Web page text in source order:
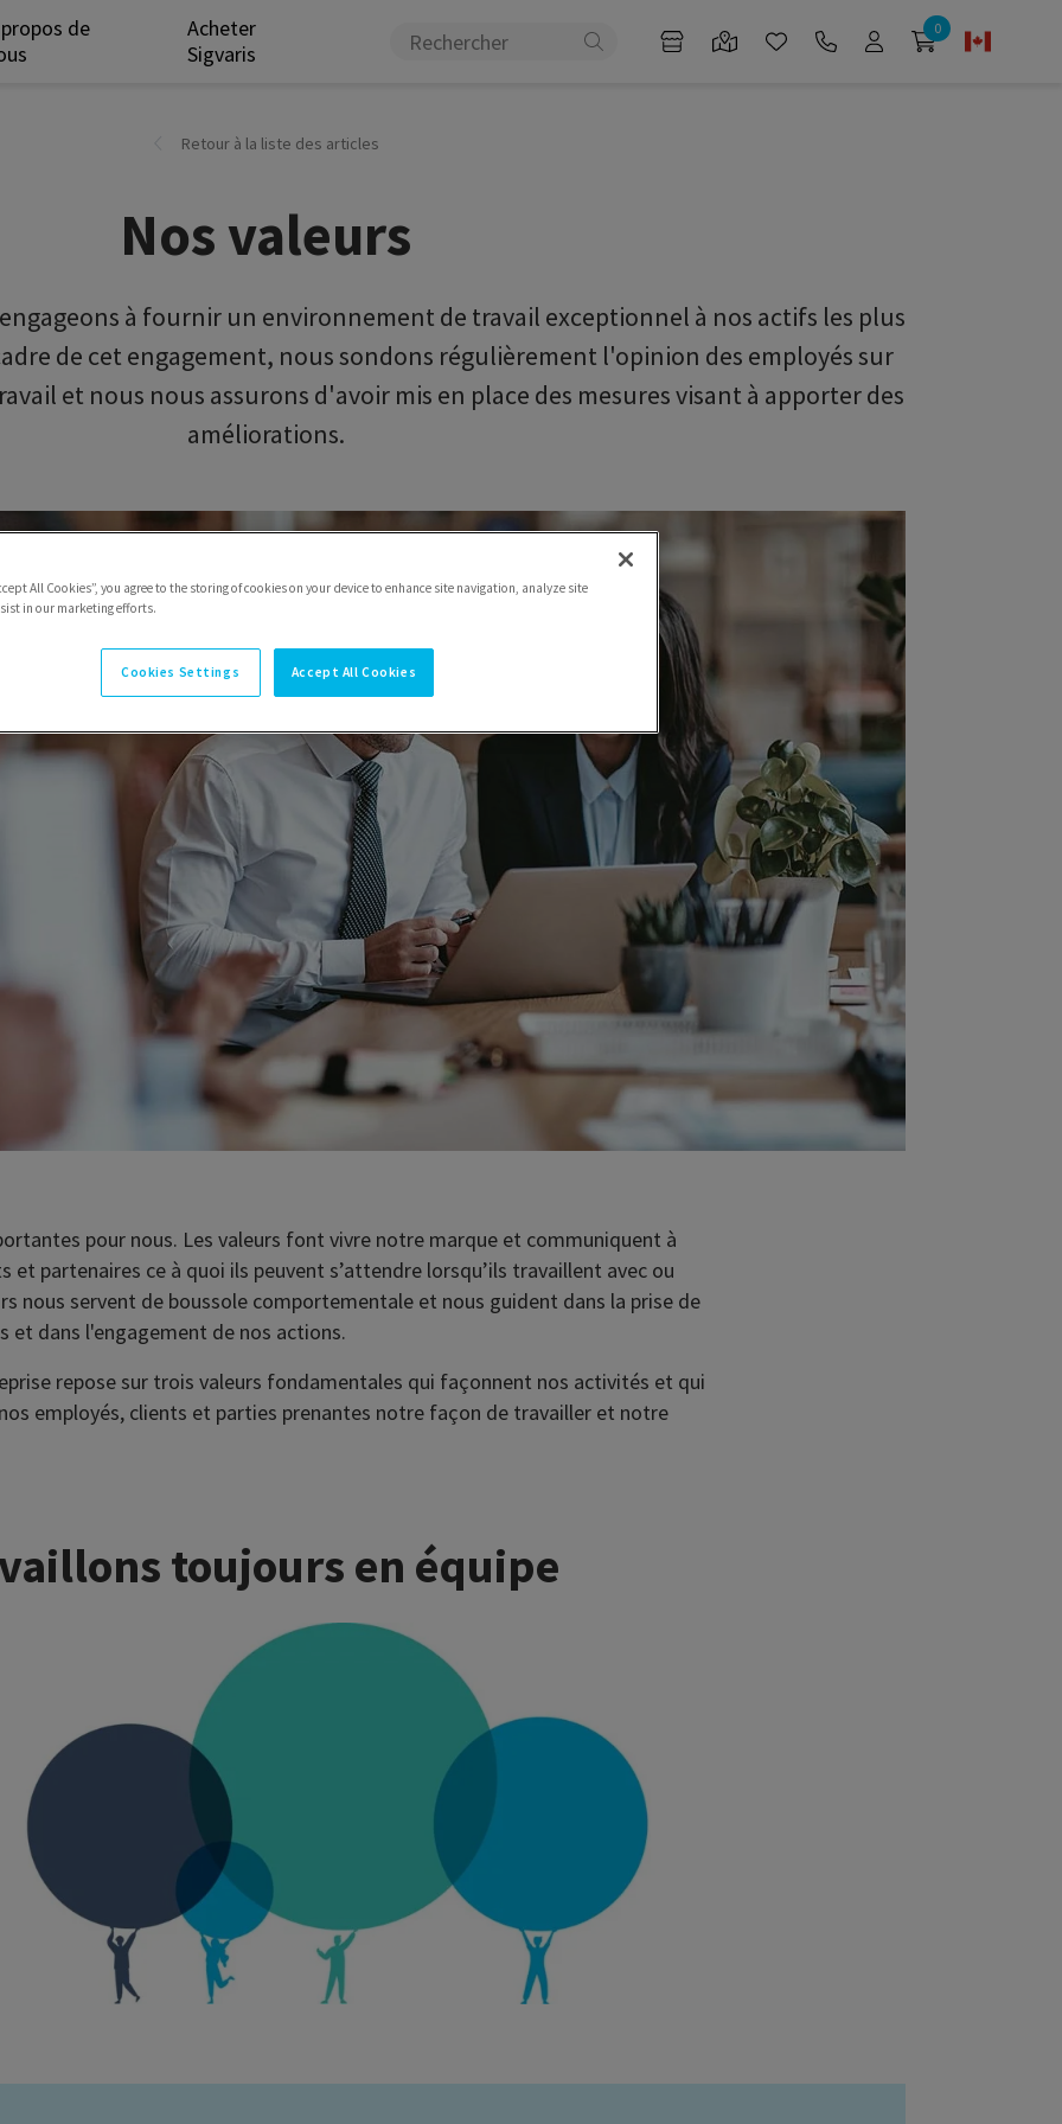
de
Acheter
Sigvaris
0
Retour à la liste des articles
Nos valeurs
engageons à fournir un environnement de travail exceptionnel à nos actifs les plus
de cet engagement, nous sondons régulièrement l'opinion des employés sur
et nous nous assurons d'avoir mis en place des mesures visant à apporter des
améliorations.
pour nous. Les valeurs font vivre notre marque et communiquent à
et partenaires ce à quoi ils peuvent s’attendre lorsqu’ils travaillent avec ou
nous servent de boussole comportementale et nous guident dans la prise de
et dans l'engagement de nos actions.
repose sur trois valeurs fondamentales qui façonnent nos activités et qui
employés, clients et parties prenantes notre façon de travailler et notre
toujours en équipe
All Cookies”, you agree to the storing of cookies on your device to enhance site navigation, analyze site
in our marketing efforts.
Cookies Settings Accept All Cookies